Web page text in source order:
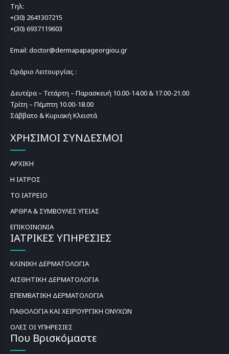
Τηλ:
+(30) 2641307215
+(30) 6937119603
Email: doctor@dermapapageorgiou.gr
Ωράριο Λειτουργίας :
Δευτέρα – Τετάρτη – Παρασκευή 10.00-14.00 & 17.00-21.00
Τρίτη – Πέμπτη 10.00-18.00
Σάββατο & Κυριακή Κλειστά
ΧΡΗΣΙΜΟΙ ΣΥΝΔΕΣΜΟΙ
ΑΡΧΙΚΗ
Η ΙΑΤΡΟΣ
ΤΟ ΙΑΤΡΕΙΟ
ΑΡΘΡΑ & ΣΥΜΒΟΥΛΕΣ ΥΓΕΙΑΣ
ΕΠΙΚΟΙΝΩΝΙΑ
ΙΑΤΡΙΚΕΣ ΥΠΗΡΕΣΙΕΣ
ΚΛΙΝΙΚΗ ΔΕΡΜΑΤΟΛΟΓΙΑ
ΑΙΣΘΗΤΙΚΗ ΔΕΡΜΑΤΟΛΟΓΙΑ
ΕΠΕΜΒΑΤΙΚΗ ΔΕΡΜΑΤΟΛΟΓΙΑ
ΠΑΘΟΛΟΓΙΑ ΚΑΙ ΧΕΙΡΟΥΡΓΙΚΗ ΟΝΥΧΩΝ
ΟΛΕΣ ΟΙ ΥΠΗΡΕΣΙΕΣ
Που Βρισκόμαστε